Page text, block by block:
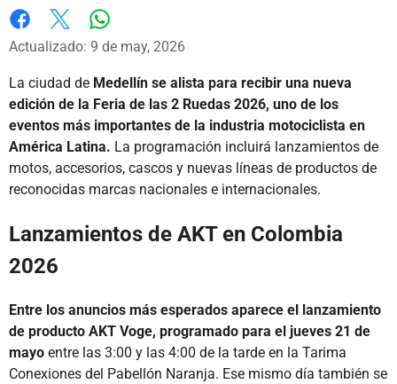
Facebook
X
Actualizado: 9 de may, 2026
La ciudad de Medellín se alista para recibir una nueva
edición de la Feria de las 2 Ruedas 2026, uno de los
eventos más importantes de la industria motociclista en
América Latina. La programación incluirá lanzamientos de
motos, accesorios, cascos y nuevas líneas de productos de
reconocidas marcas nacionales e internacionales.
Lanzamientos de AKT en Colombia
2026
Entre los anuncios más esperados aparece el lanzamiento
de producto AKT Voge, programado para el jueves 21 de
mayo entre las 3:00 y las 4:00 de la tarde en la Tarima
Conexiones del Pabellón Naranja. Ese mismo día también se